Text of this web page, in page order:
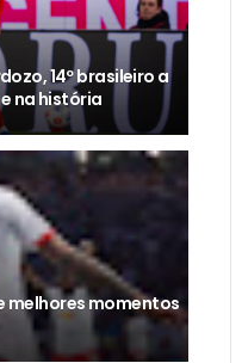
14º brasileiro a
na história
melhores momentos